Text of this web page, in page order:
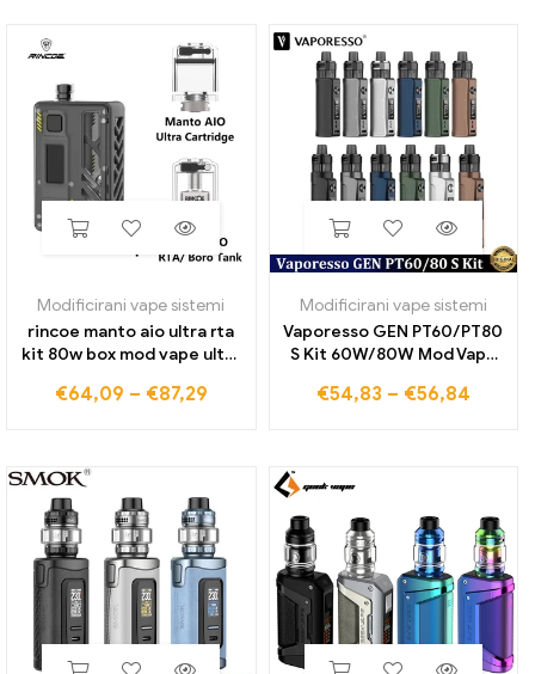
Modificirani vape sistemi
rincoe manto aio ultra rta
kit 80w box mod vape ultra
tank tc rba elektronska
€64,09 – €87,29
Modificirani vape sistemi
Vaporesso GEN PT60/PT80
S Kit 60W/80W Mod Vape
GTX coil DTL uparjalnik
€54,83 – €56,84